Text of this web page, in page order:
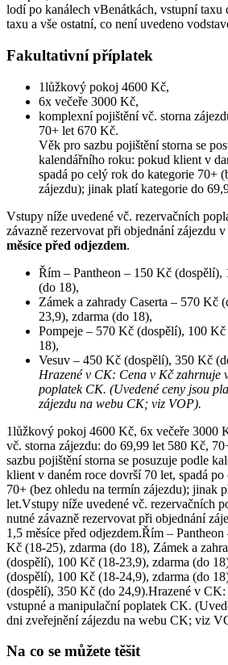
lodí po kanálech vBenátkách, vstupní taxu
taxu a vše ostatní, co není uvedeno
Fakultativní příplatek
1lůžkový pokoj 4600 Kč,
6x večeře 3000 Kč,
komplexní pojištění vč. storna
70+ let 670 Kč.
Věk pro sazbu pojištění storna se
kalendářního roku: pokud klient v
spadá po celý rok do kategorie 70+
zájezdu); jinak platí kategorie do
Vstupy níže uvedené vč. rezervačních
závazně rezervovat při objednání zájezdu
měsíce před odjezdem.
Řím – Pantheon – 150 Kč (dospělí),
(do 18),
Zámek a zahrady Caserta – 570 Kč
23,9), zdarma (do 18),
Pompeje – 570 Kč (dospělí), 100
18),
Vesuv – 450 Kč (dospělí), 350 Kč
Hrazené v CK: Cena v Kč zahrnuje
poplatek CK. (Uvedené ceny jsou
zájezdu na webu CK; viz VOP).
1lůžkový pokoj 4600 Kč, 6x večeře 3000
vč. storna zájezdu: do 69,99 let 580 Kč,
sazbu pojištění storna se posuzuje podle
klient v daném roce dovrší 70 let, spadá
70+ (bez ohledu na termín zájezdu); jinak
let.Vstupy níže uvedené vč. rezervačních
nutné závazně rezervovat při objednání
1,5 měsíce před odjezdem.Řím –
Kč (18-25), zdarma (do 18), Zámek a
(dospělí), 100 Kč (18-23,9), zdarma (do
(dospělí), 100 Kč (18-24,9), zdarma (do
(dospělí), 350 Kč (do 24,9).Hrazené v
vstupné a manipulační poplatek CK.
dni zveřejnění zájezdu na webu CK; viz
Na co se můžete těšit